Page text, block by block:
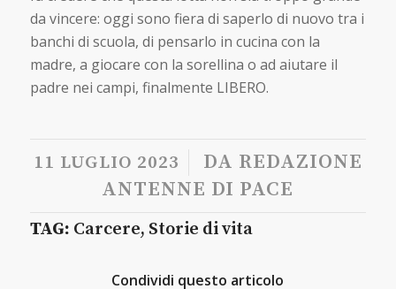
da vincere: oggi sono fiera di saperlo di nuovo tra i
banchi di scuola, di pensarlo in cucina con la
madre, a giocare con la sorellina o ad aiutare il
padre nei campi, finalmente LIBERO.
11 LUGLIO 2023
/ DA REDAZIONE
ANTENNE DI PACE
TAG: Carcere, Storie di vita
Condividi questo articolo